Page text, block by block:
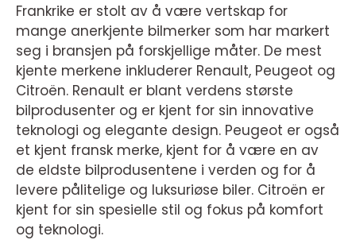
Frankrike er stolt av å være vertskap for
mange anerkjente bilmerker som har markert
seg i bransjen på forskjellige måter. De mest
kjente merkene inkluderer Renault, Peugeot og
Citroën. Renault er blant verdens største
bilprodusenter og er kjent for sin innovative
teknologi og elegante design. Peugeot er også
et kjent fransk merke, kjent for å være en av
de eldste bilprodusentene i verden og for å
levere pålitelige og luksuriøse biler. Citroën er
kjent for sin spesielle stil og fokus på komfort
og teknologi.